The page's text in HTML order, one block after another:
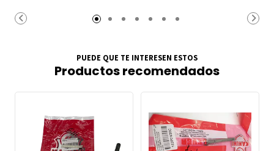
PUEDE QUE TE INTERESEN ESTOS
Productos recomendados